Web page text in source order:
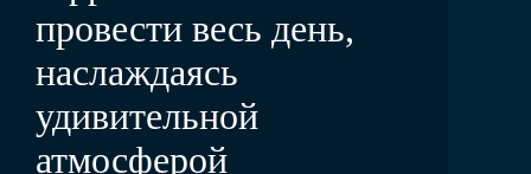
провести весь день,
наслаждаясь
удивительной
атмосферой